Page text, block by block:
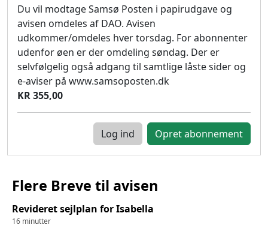
Du vil modtage Samsø Posten i papirudgave og
avisen omdeles af DAO. Avisen
udkommer/omdeles hver torsdag. For abonnenter
udenfor øen er der omdeling søndag. Der er
selvfølgelig også adgang til samtlige låste sider og
e-aviser på www.samsoposten.dk
KR 355,00
Log ind
Flere Breve til avisen
Revideret sejlplan for Isabella
16 minutter